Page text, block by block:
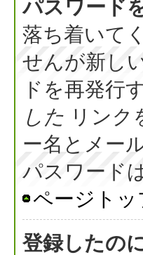
パスワード
落ち着いて
せんが新し
ドを再発行
した リンク
ー名とメー
パスワード
ページトッ
登録したの